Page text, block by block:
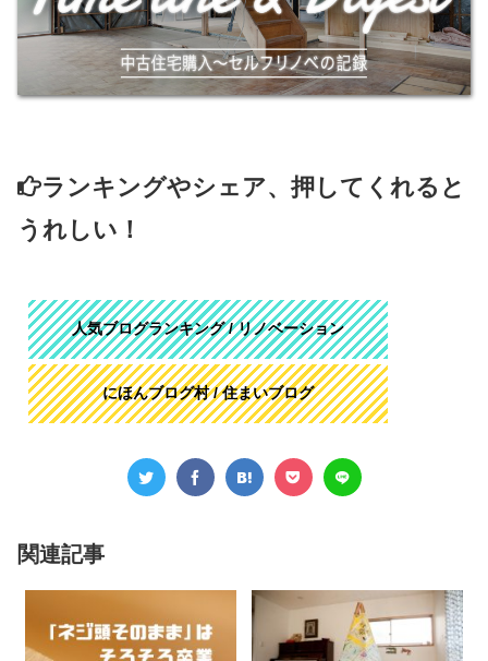
ランキングやシェア、押してくれると
うれしい！
人気ブログランキング / リノベーション
にほんブログ村 / 住まいブログ
関連記事